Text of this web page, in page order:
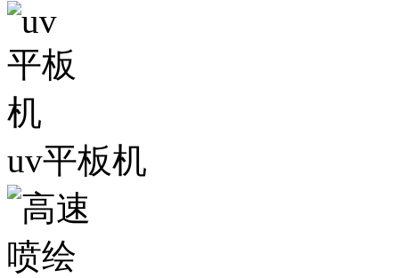
uv平板机